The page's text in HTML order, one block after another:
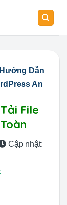
Hướng Dẫn
An
File
Cập nhật: